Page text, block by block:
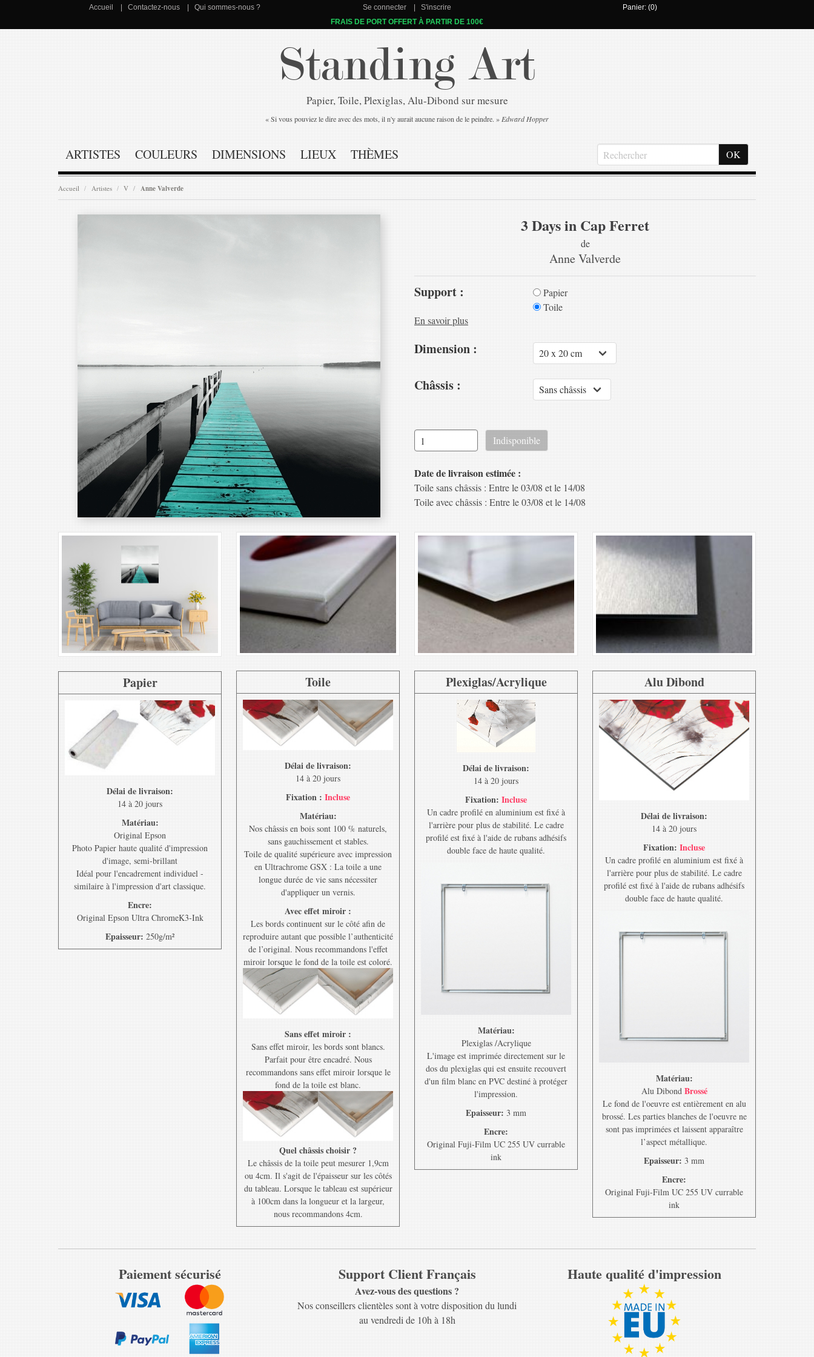
Accueil Contactez-nous Qui sommes-nous ? Se connecter S'inscrire
Panier: (0)
FRAIS DE PORT OFFERT À PARTIR DE 100€
Standing Art
Papier, Toile, Plexiglas, Alu-Dibond sur mesure
« Si vous pouviez le dire avec des mots, il n'y aurait aucune raison de le peindre. » Edward Hopper
ARTISTES COULEURS DIMENSIONS LIEUX THÈMES
Accueil Artistes V Anne Valverde
3 Days in Cap Ferret
de
Anne Valverde
Support :
En savoir plus
Papier
Toile
Dimension :
Châssis :
Date de livraison estimée :
Toile sans châssis : Entre le 03/08 et le 14/08
Toile avec châssis : Entre le 03/08 et le 14/08
Papier
Délai de livraison:
14 à 20 jours
Matériau:
Original Epson
Photo Papier haute qualité d'impression
d'image, semi-brillant
Idéal pour l'encadrement individuel -
similaire à l'impression d'art classique.
Encre:
Original Epson Ultra ChromeK3-Ink
Epaisseur: 250g/m²
Toile
Délai de livraison:
14 à 20 jours
Fixation : Incluse
Matériau:
Nos châssis en bois sont 100 % naturels,
sans gauchissement et stables.
Toile de qualité supérieure avec impression
en Ultrachrome GSX : La toile a une
longue durée de vie sans nécessiter
d'appliquer un vernis.
Avec effet miroir :
Les bords continuent sur le côté afin de
reproduire autant que possible l’authenticité
de l’original. Nous recommandons l'effet
miroir lorsque le fond de la toile est coloré.
Sans effet miroir :
Sans effet miroir, les bords sont blancs.
Parfait pour être encadré. Nous
recommandons sans effet miroir lorsque le
fond de la toile est blanc.
Quel châssis choisir ?
Le châssis de la toile peut mesurer 1,9cm
ou 4cm. Il s'agit de l'épaisseur sur les côtés
du tableau. Lorsque le tableau est supérieur
à 100cm dans la longueur et la largeur,
nous recommandons 4cm.
Plexiglas/Acrylique
Délai de livraison:
14 à 20 jours
Fixation: Incluse
Un cadre profilé en aluminium est fixé à
l'arrière pour plus de stabilité. Le cadre
profilé est fixé à l'aide de rubans adhésifs
double face de haute qualité.
Matériau:
Plexiglas /Acrylique
L'image est imprimée directement sur le
dos du plexiglas qui est ensuite recouvert
d'un film blanc en PVC destiné à protéger
l'impression.
Epaisseur: 3 mm
Encre:
Original Fuji-Film UC 255 UV currable
ink
Alu Dibond
Délai de livraison:
14 à 20 jours
Fixation: Incluse
Un cadre profilé en aluminium est fixé à
l'arrière pour plus de stabilité. Le cadre
profilé est fixé à l'aide de rubans adhésifs
double face de haute qualité.
Matériau:
Alu Dibond Brossé
Le fond de l'oeuvre est entièrement en alu
brossé. Les parties blanches de l'oeuvre ne
sont pas imprimées et laissent apparaître
l’aspect métallique.
Epaisseur: 3 mm
Encre:
Original Fuji-Film UC 255 UV currable
ink
Paiement sécurisé Support Client Français
Avez-vous des questions ?
Nos conseillers clientèles sont à votre disposition du lundi
au vendredi de 10h à 18h
Haute qualité d'impression